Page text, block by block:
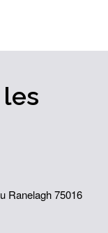
les
Ranelagh75016